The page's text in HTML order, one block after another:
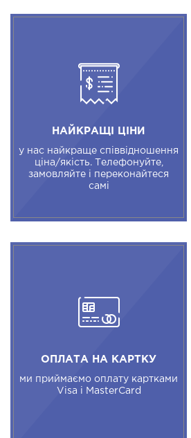
НАЙКРАЩІ ЦІНИ
у нас найкраще співвідношення
ціна/якість. Телефонуйте,
замовляйте і переконайтеся
самі
ОПЛАТА НА КАРТКУ
ми приймаємо оплату картками
Visa і MasterCard